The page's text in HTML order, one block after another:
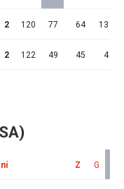
2 120 77 64 13
2 122 49 45 4
Z G